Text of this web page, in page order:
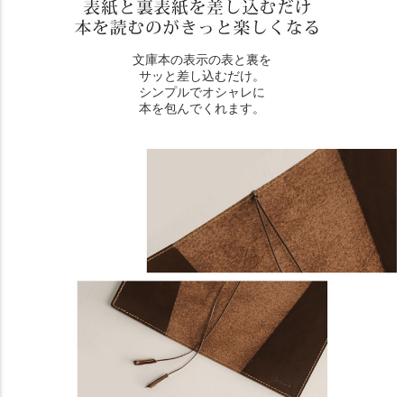
文庫本の表示の表と裏を
サッと差し込むだけ。
シンプルでオシャレに
本を包んでくれます。